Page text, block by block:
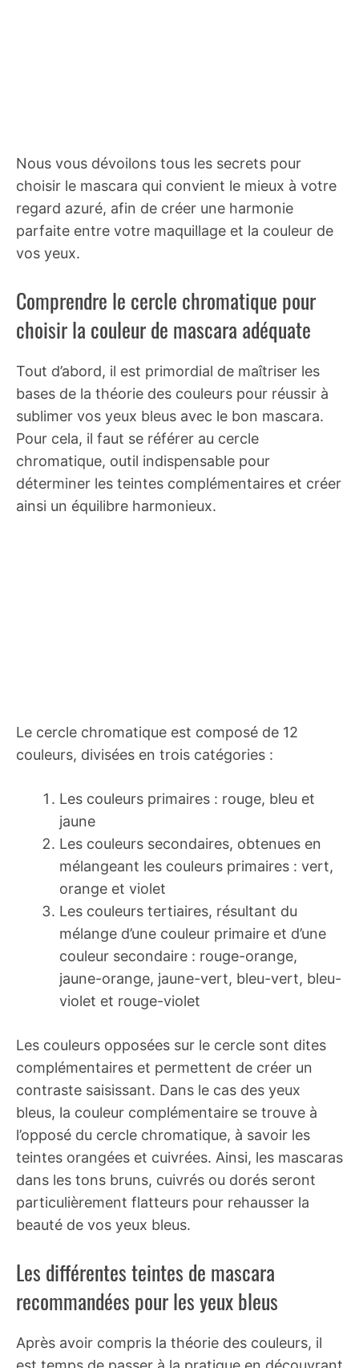
Nous vous dévoilons tous les secrets pour
choisir le mascara qui convient le mieux à votre
regard azuré, afin de créer une harmonie
parfaite entre votre maquillage et la couleur de
vos yeux.
Comprendre le cercle chromatique pour
choisir la couleur de mascara adéquate
Tout d’abord, il est primordial de maîtriser les
bases de la théorie des couleurs pour réussir à
sublimer vos yeux bleus avec le bon mascara.
Pour cela, il faut se référer au cercle
chromatique, outil indispensable pour
déterminer les teintes complémentaires et créer
ainsi un équilibre harmonieux.
Le cercle chromatique est composé de 12
couleurs, divisées en trois catégories :
Les couleurs primaires : rouge, bleu et
jaune
Les couleurs secondaires, obtenues en
mélangeant les couleurs primaires : vert,
orange et violet
Les couleurs tertiaires, résultant du
mélange d’une couleur primaire et d’une
couleur secondaire : rouge-orange,
jaune-orange, jaune-vert, bleu-vert, bleu-
violet et rouge-violet
Les couleurs opposées sur le cercle sont dites
complémentaires et permettent de créer un
contraste saisissant. Dans le cas des yeux
bleus, la couleur complémentaire se trouve à
l’opposé du cercle chromatique, à savoir les
teintes orangées et cuivrées. Ainsi, les mascaras
dans les tons bruns, cuivrés ou dorés seront
particulièrement flatteurs pour rehausser la
beauté de vos yeux bleus.
Les différentes teintes de mascara
recommandées pour les yeux bleus
Après avoir compris la théorie des couleurs, il